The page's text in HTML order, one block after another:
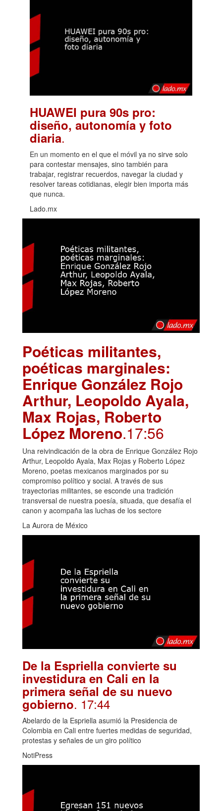
HUAWEI pura 90s pro:
diseño, autonomía y foto
diaria.
En un momento en el que el móvil ya no sirve solo
para contestar mensajes, sino también para
trabajar, registrar recuerdos, navegar la ciudad y
resolver tareas cotidianas, elegir bien importa más
que nunca.
Lado.mx
Poéticas militantes,
poéticas marginales:
Enrique González Rojo
Arthur, Leopoldo Ayala,
Max Rojas, Roberto
López Moreno.17:56
Una reivindicación de la obra de Enrique González Rojo
Arthur, Leopoldo Ayala, Max Rojas y Roberto López
Moreno, poetas mexicanos marginados por su
compromiso político y social. A través de sus
trayectorias militantes, se esconde una tradición
transversal de nuestra poesía, situada, que desafía el
canon y acompaña las luchas de los sectore
La Aurora de México
De la Espriella convierte su
investidura en Cali en la
primera señal de su nuevo
gobierno. 17:44
Abelardo de la Espriella asumió la Presidencia de
Colombia en Cali entre fuertes medidas de seguridad,
protestas y señales de un giro político
NotiPress